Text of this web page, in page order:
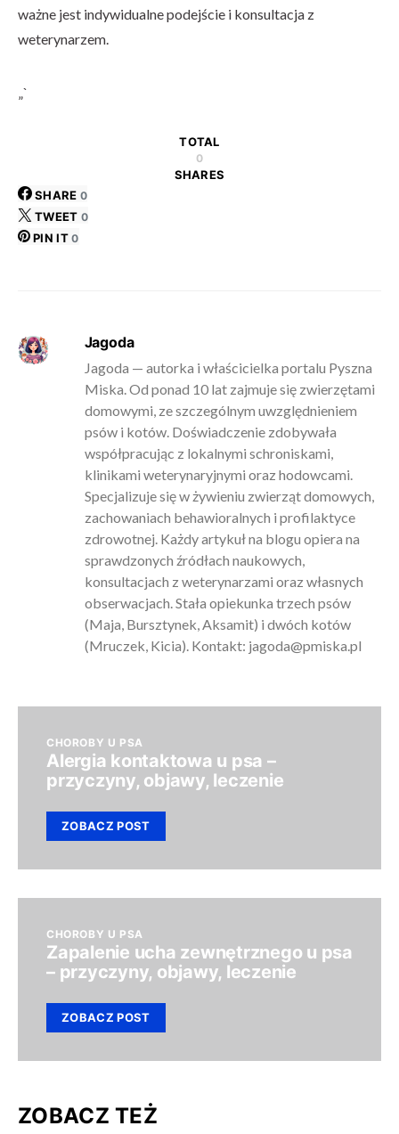
ważne jest indywidualne podejście i konsultacja z
weterynarzem.
„`
TOTAL
0
SHARES
SHARE 0
TWEET 0
PIN IT 0
Jagoda
Jagoda — autorka i właścicielka portalu Pyszna
Miska. Od ponad 10 lat zajmuje się zwierzętami
domowymi, ze szczególnym uwzględnieniem
psów i kotów. Doświadczenie zdobywała
współpracując z lokalnymi schroniskami,
klinikami weterynaryjnymi oraz hodowcami.
Specjalizuje się w żywieniu zwierząt domowych,
zachowaniach behawioralnych i profilaktyce
zdrowotnej. Każdy artykuł na blogu opiera na
sprawdzonych źródłach naukowych,
konsultacjach z weterynarzami oraz własnych
obserwacjach. Stała opiekunka trzech psów
(Maja, Bursztynek, Aksamit) i dwóch kotów
(Mruczek, Kicia). Kontakt: jagoda@pmiska.pl
CHOROBY U PSA
Alergia kontaktowa u psa –
przyczyny, objawy, leczenie
ZOBACZ POST
CHOROBY U PSA
Zapalenie ucha zewnętrznego u psa
– przyczyny, objawy, leczenie
ZOBACZ POST
ZOBACZ TEŻ